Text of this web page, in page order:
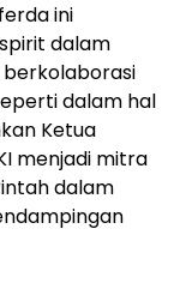
ini
dalam
dalam hal
Ketua
menjadi mitra
dalam